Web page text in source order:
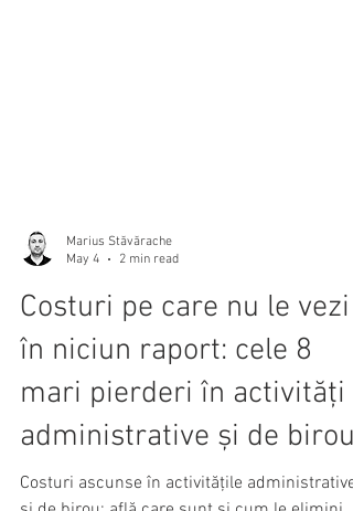
May 4
2 min read
Costuri pe care nu le vezi
în niciun raport: cele 8
mari pierderi în activități
administrative și de birou